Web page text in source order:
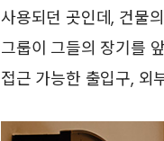
사용되던 곳인데, 건물
그룹이 그들의 장기를
접근 가능한 출입구, 외